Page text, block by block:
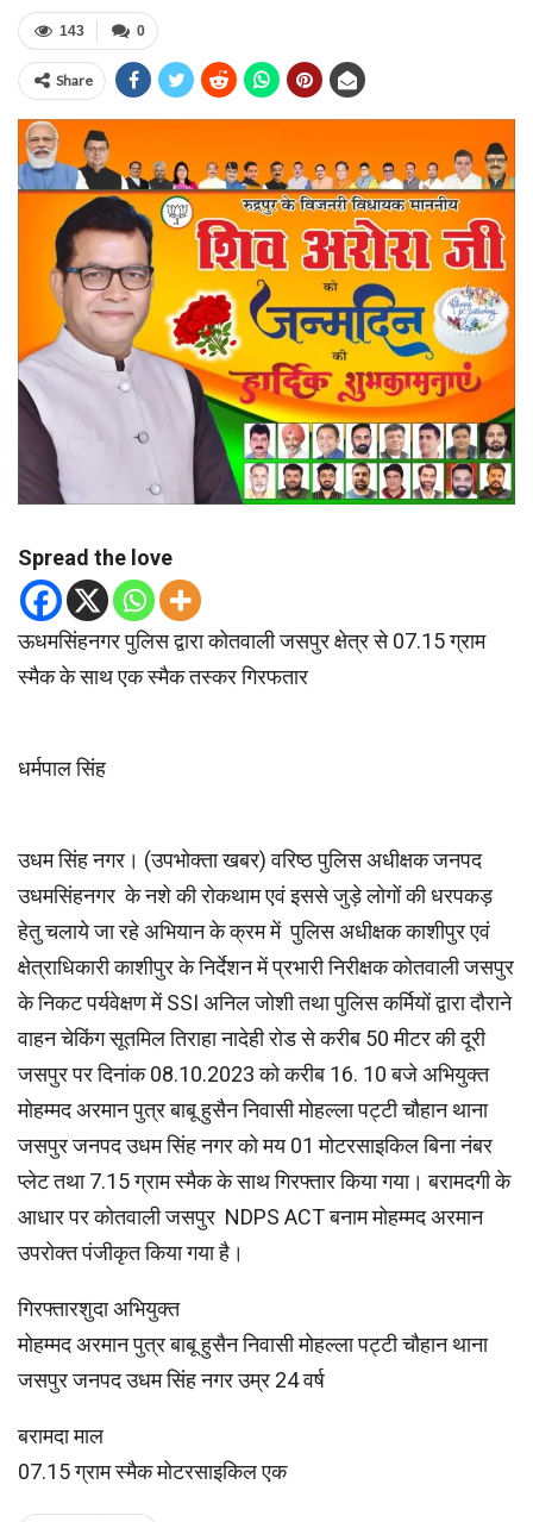
0
143
Share
Spread the love
ऊधमसिंहनगर पुलिस द्वारा कोतवाली जसपुर क्षेत्र से 07.15 ग्राम
स्मैक के साथ एक स्मैक तस्कर गिरफतार
धर्मपाल सिंह
उधम सिंह नगर। (उपभोक्ता खबर) वरिष्ठ पुलिस अधीक्षक जनपद
उधमसिंहनगर के नशे की रोकथाम एवं इससे जुड़े लोगों की धरपकड़
हेतु चलाये जा रहे अभियान के क्रम में पुलिस अधीक्षक काशीपुर एवं
क्षेत्राधिकारी काशीपुर के निर्देशन में प्रभारी निरीक्षक कोतवाली जसपुर
के निकट पर्यवेक्षण में SSI अनिल जोशी तथा पुलिस कर्मियों द्वारा दौराने
वाहन चेकिंग सूतमिल तिराहा नादेही रोड से करीब 50 मीटर की दूरी
जसपुर पर दिनांक 08.10.2023 को करीब 16. 10 बजे अभियुक्त
मोहम्मद अरमान पुत्र बाबू हुसैन निवासी मोहल्ला पट्टी चौहान थाना
जसपुर जनपद उधम सिंह नगर को मय 01 मोटरसाइकिल बिना नंबर
प्लेट तथा 7.15 ग्राम स्मैक के साथ गिरफ्तार किया गया। बरामदगी के
आधार पर कोतवाली जसपुर NDPS ACT बनाम मोहम्मद अरमान
उपरोक्त पंजीकृत किया गया है।
गिरफ्तारशुदा अभियुक्त
मोहम्मद अरमान पुत्र बाबू हुसैन निवासी मोहल्ला पट्टी चौहान थाना
जसपुर जनपद उधम सिंह नगर उम्र 24 वर्ष
बरामदा माल
07.15 ग्राम स्मैक मोटरसाइकिल एक